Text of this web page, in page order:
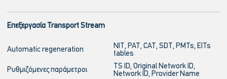
Επεξεργασία Transport Stream
Automatic regeneration
NIT, PAT, CAT, SDT, PMTs, EITs
tables
Ρυθμιζόμενες παράμετροι
TS ID, Original Network ID,
Network ID, Provider Name